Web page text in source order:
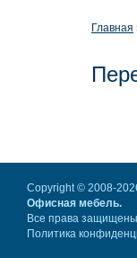
Главная
Copyright © 2008-
Офисная мебель.
Все права защищены.
Политика